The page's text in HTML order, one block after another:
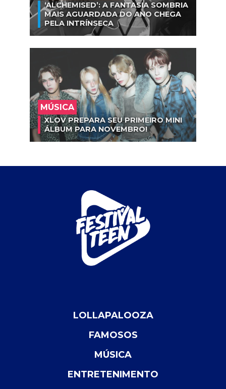
‘ALCHEMISED’: A FANTASIA SOMBRIA
MAIS AGUARDADA DO ANO CHEGA
PELA INTRÍNSECA
MÚSICA
XLOV PREPARA SEU PRIMEIRO MINI
ÁLBUM PARA NOVEMBRO!
LOLLAPALOOZA
FAMOSOS
MÚSICA
ENTRETENIMENTO